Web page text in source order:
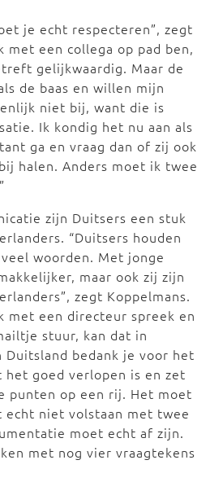
je echt respecteren”, zegt
met een collega op pad ben,
gelijkwaardig. Maar de
de baas en willen mijn
niet bij, want die is
Ik kondig het nu aan als
ga en vraag dan of zij ook
halen. Anders moet ik twee
zijn Duitsers een stuk
“Duitsers houden
woorden. Met jonge
maar ook zij zijn
zegt Koppelmans.
met een directeur spreek en
stuur, kan dat in
Duitsland bedank je voor het
het goed verlopen is en zet
punten op een rij. Het moet
niet volstaan met twee
moet echt af zijn.
met nog vier vraagtekens